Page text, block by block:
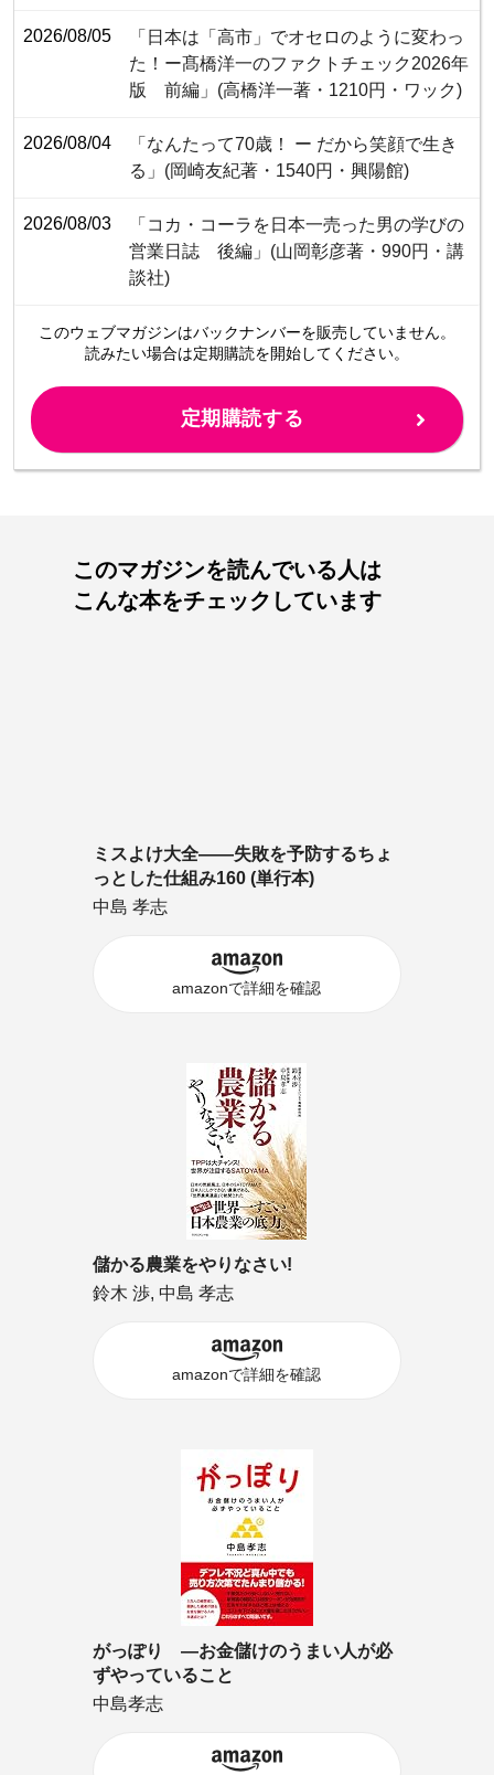
2026/08/05
「日本は「高市」でオセロのように変わっ
た！ー髙橋洋一のファクトチェック2026年
版 前編」(高橋洋一著・1210円・ワック)
2026/08/04
「なんたって70歳！ ー だから笑顔で生き
る」(岡崎友紀著・1540円・興陽館)
2026/08/03
「コカ・コーラを日本一売った男の学びの
営業日誌 後編」(山岡彰彦著・990円・講
談社)
このウェブマガジンはバックナンバーを販売していません。
読みたい場合は定期購読を開始してください。
定期購読する
このマガジンを読んでいる人は
こんな本をチェックしています
ミスよけ大全――失敗を予防するちょ
っとした仕組み160 (単行本)
中島 孝志
amazonで詳細を確認
儲かる農業をやりなさい!
鈴木 渉, 中島 孝志
amazonで詳細を確認
がっぽり ―お金儲けのうまい人が必
ずやっていること
中島孝志